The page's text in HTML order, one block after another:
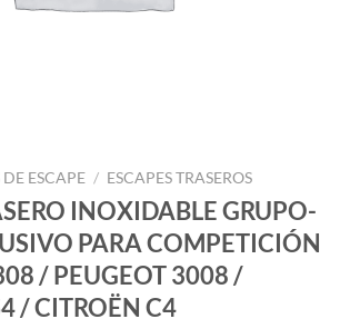
DE ESCAPE / ESCAPES TRASEROS
INOXIDABLE GRUPO-
PARA COMPETICIÓN
/ PEUGEOT 3008 /
/ CITROËN C4